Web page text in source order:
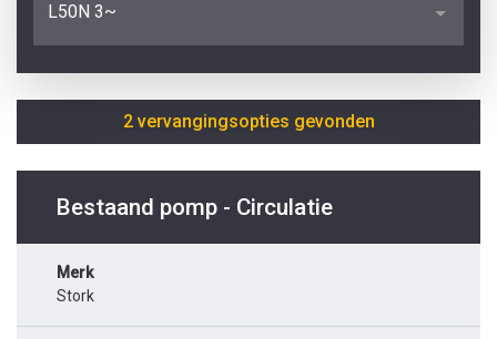
L50N 3~
2 vervangingsopties gevonden
Bestaand pomp - Circulatie
Merk
Stork